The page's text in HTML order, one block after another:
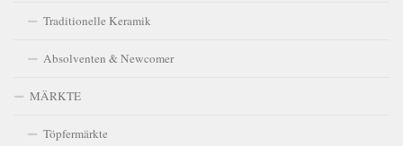
Traditionelle Keramik
Absolventen & Newcomer
MÄRKTE
Töpfermärkte